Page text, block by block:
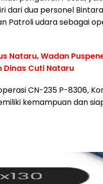
dari dua personel
Patroli udara sebagai
Nataru, Wadan
Dinas Cuti Nataru
CN-235 P-8306,
kemampuan dan